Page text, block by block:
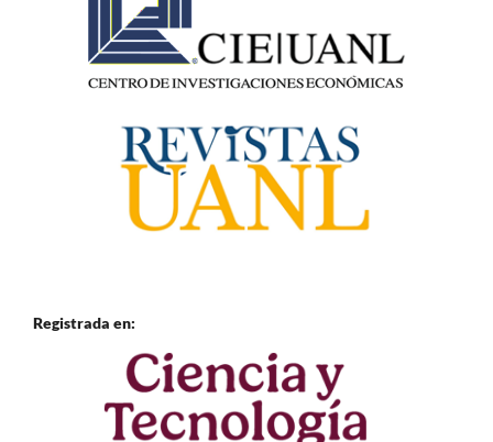
Registrada en: